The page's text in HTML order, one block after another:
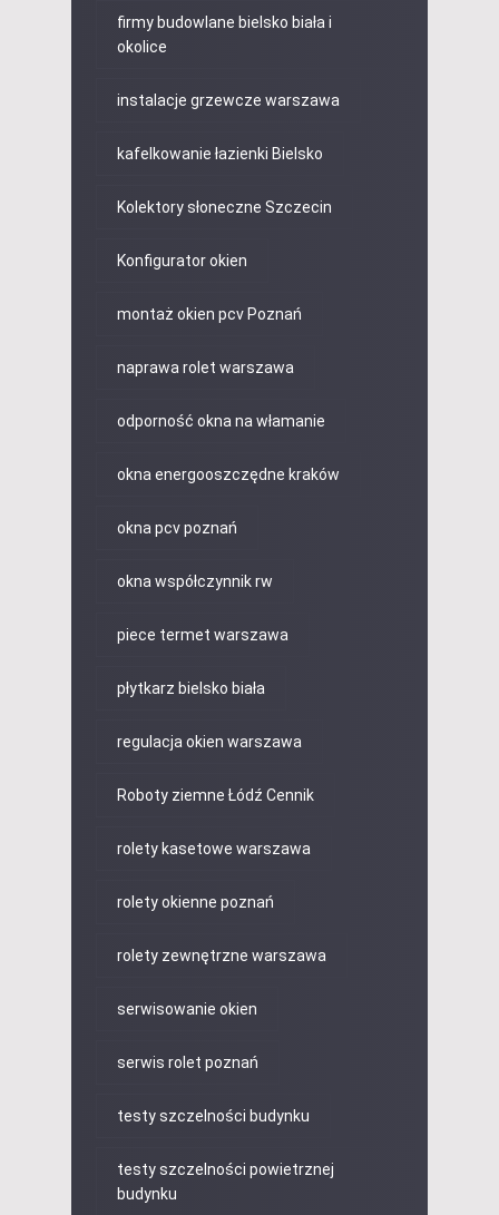
firmy budowlane bielsko biała i
okolice
instalacje grzewcze warszawa
kafelkowanie łazienki Bielsko
Kolektory słoneczne Szczecin
Konfigurator okien
montaż okien pcv Poznań
naprawa rolet warszawa
odporność okna na włamanie
okna energooszczędne kraków
okna pcv poznań
okna współczynnik rw
piece termet warszawa
płytkarz bielsko biała
regulacja okien warszawa
Roboty ziemne Łódź Cennik
rolety kasetowe warszawa
rolety okienne poznań
rolety zewnętrzne warszawa
serwisowanie okien
serwis rolet poznań
testy szczelności budynku
testy szczelności powietrznej
budynku